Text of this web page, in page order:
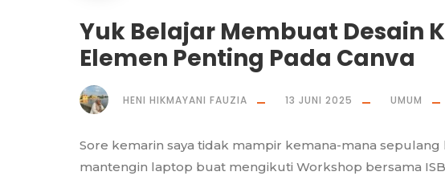
Yuk Belajar Membuat Desain
Elemen Penting Pada Canva
HENI HIKMAYANI FAUZIA 13 JUNI 2025 UMUM
Sore kemarin saya tidak mampir kemana-mana sepulang
mantengin laptop buat mengikuti Workshop bersama